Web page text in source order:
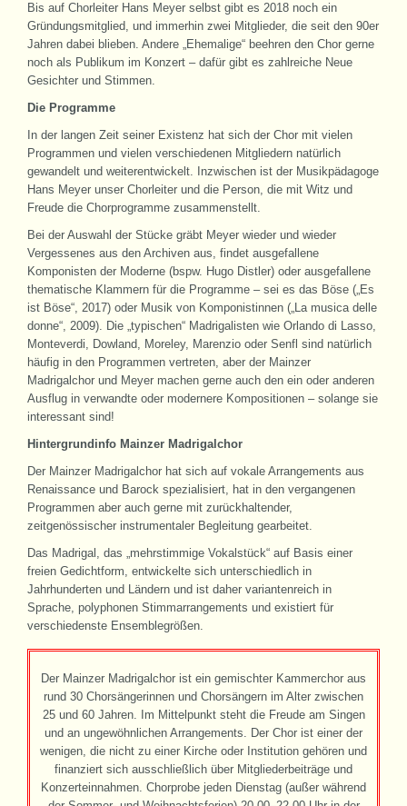
Bis auf Chorleiter Hans Meyer selbst gibt es 2018 noch ein
Gründungsmitglied, und immerhin zwei Mitglieder, die seit den 90er
Jahren dabei blieben. Andere „Ehemalige“ beehren den Chor gerne
noch als Publikum im Konzert – dafür gibt es zahlreiche Neue
Gesichter und Stimmen.
Die Programme
In der langen Zeit seiner Existenz hat sich der Chor mit vielen
Programmen und vielen verschiedenen Mitgliedern natürlich
gewandelt und weiterentwickelt. Inzwischen ist der Musikpädagoge
Hans Meyer unser Chorleiter und die Person, die mit Witz und
Freude die Chorprogramme zusammenstellt.
Bei der Auswahl der Stücke gräbt Meyer wieder und wieder
Vergessenes aus den Archiven aus, findet ausgefallene
Komponisten der Moderne (bspw. Hugo Distler) oder ausgefallene
thematische Klammern für die Programme – sei es das Böse („Es
ist Böse“, 2017) oder Musik von Komponistinnen („La musica delle
donne“, 2009). Die „typischen“ Madrigalisten wie Orlando di Lasso,
Monteverdi, Dowland, Moreley, Marenzio oder Senfl sind natürlich
häufig in den Programmen vertreten, aber der Mainzer
Madrigalchor und Meyer machen gerne auch den ein oder anderen
Ausflug in verwandte oder modernere Kompositionen – solange sie
interessant sind!
Hintergrundinfo Mainzer Madrigalchor
Der Mainzer Madrigalchor hat sich auf vokale Arrangements aus
Renaissance und Barock spezialisiert, hat in den vergangenen
Programmen aber auch gerne mit zurückhaltender,
zeitgenössischer instrumentaler Begleitung gearbeitet.
Das Madrigal, das „mehrstimmige Vokalstück“ auf Basis einer
freien Gedichtform, entwickelte sich unterschiedlich in
Jahrhunderten und Ländern und ist daher variantenreich in
Sprache, polyphonen Stimmarrangements und existiert für
verschiedenste Ensemblegrößen.
Der Mainzer Madrigalchor ist ein gemischter Kammerchor aus
rund 30 Chorsängerinnen und Chorsängern im Alter zwischen
25 und 60 Jahren. Im Mittelpunkt steht die Freude am Singen
und an ungewöhnlichen Arrangements. Der Chor ist einer der
wenigen, die nicht zu einer Kirche oder Institution gehören und
finanziert sich ausschließlich über Mitgliederbeiträge und
Konzerteinnahmen. Chorprobe jeden Dienstag (außer während